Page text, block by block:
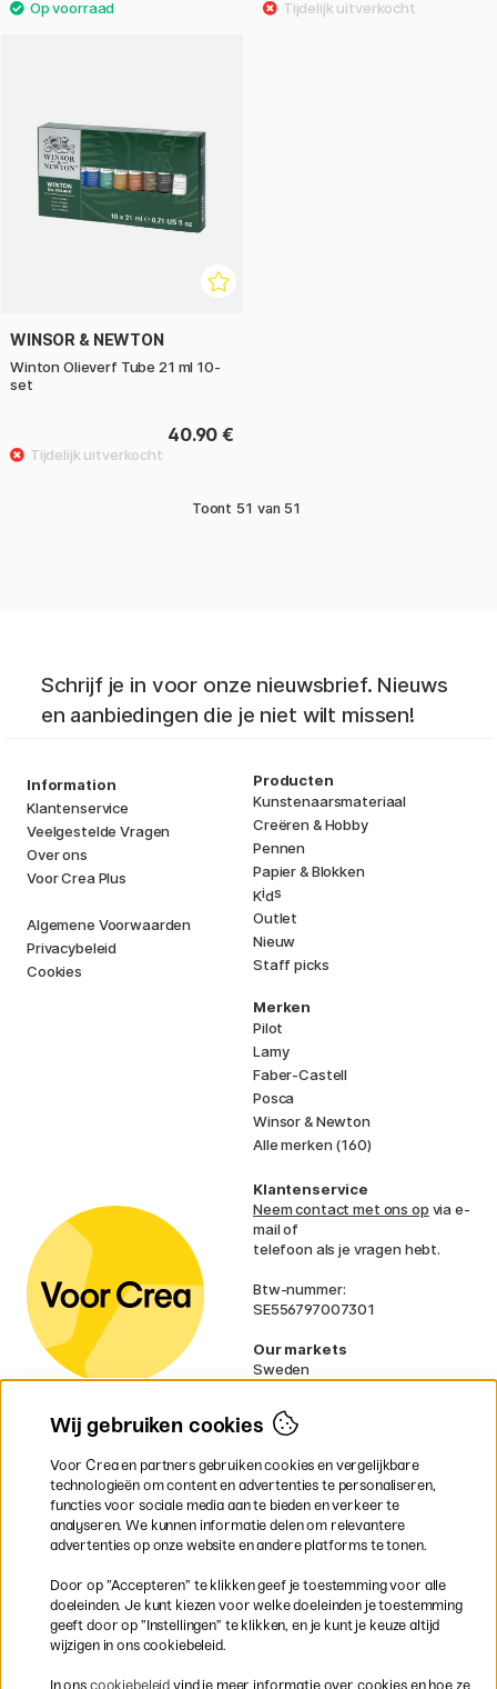
WINSOR & NEWTON
Winton Olieverf Tube 21 ml 10-
set
40.90 €
Toont 51 van 51
Schrijf je in voor onze nieuwsbrief. Nieuws
en aanbiedingen die je niet wilt missen!
Information
Klantenservice
Veelgestelde Vragen
Over ons
Voor Crea Plus
Algemene Voorwaarden
Privacybeleid
Cookies
Producten
Kunstenaarsmateriaal
Creëren & Hobby
Pennen
Papier & Blokken
Kids
Outlet
Nieuw
Staff picks
Merken
Pilot
Lamy
Faber-Castell
Posca
Winsor & Newton
Alle merken (160)
Klantenservice
Neem contact met ons op via e-
mail of
telefoon als je vragen hebt.
Btw-nummer:
SE556797007301
Our markets
Sweden
Denmark
Finland
Ireland
Germany
UK
EU
gelden voor volumineuze producten.
Snel en veilig met creditcard of iDEAL
Wij gebruiken cookies
Voor Crea en partners gebruiken cookies en vergelijkbare
technologieën om content en advertenties te personaliseren,
functies voor sociale media aan te bieden en verkeer te
analyseren. We kunnen informatie delen om relevantere
advertenties op onze website en andere platforms te tonen.
Door op ”Accepteren” te klikken geef je toestemming voor alle
doeleinden. Je kunt kiezen voor welke doeleinden je toestemming
geeft door op ”Instellingen” te klikken, en je kunt je keuze altijd
wijzigen in ons cookiebeleid.
In ons cookiebeleid vind je meer informatie over cookies en hoe ze